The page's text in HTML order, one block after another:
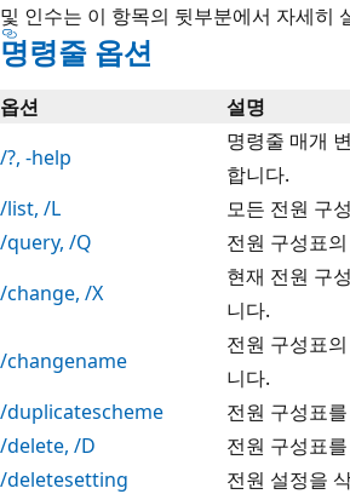
및 인수는 이 항목의 뒷부분에서 자세히
명령줄 옵션
옵션
설명
/?, -help
명령줄 매개
합니다.
/list, /L
모든 전원 구
/query, /Q
전원 구성표
/change, /X
현재 전원 구
니다.
/changename
전원 구성표
니다.
/duplicatescheme
전원 구성표
/delete, /D
전원 구성표
/deletesetting
전원 설정을